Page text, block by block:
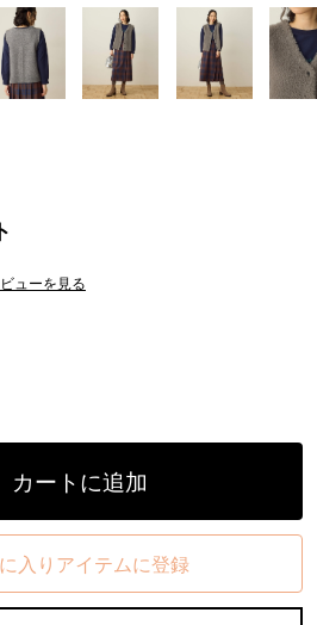
ューを見る
カートに追加
入りアイテムに登録